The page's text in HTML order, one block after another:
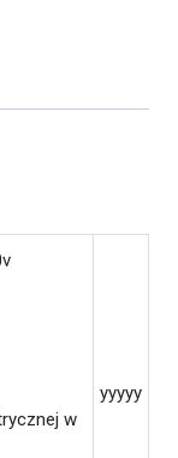
w
yyyyy